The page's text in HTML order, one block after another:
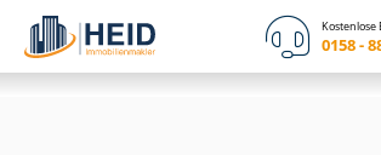
0158 -